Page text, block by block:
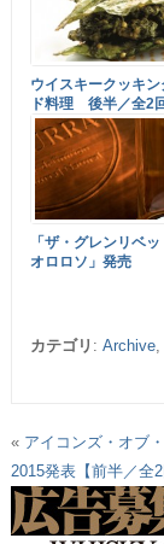
ウイスキークッキ
ド料理 後半／全2回
「ザ・グレンリベ
オロロソ」発売
カテゴリ : Archive,
« アイコンズ・オブ
2015発表【前半／全2